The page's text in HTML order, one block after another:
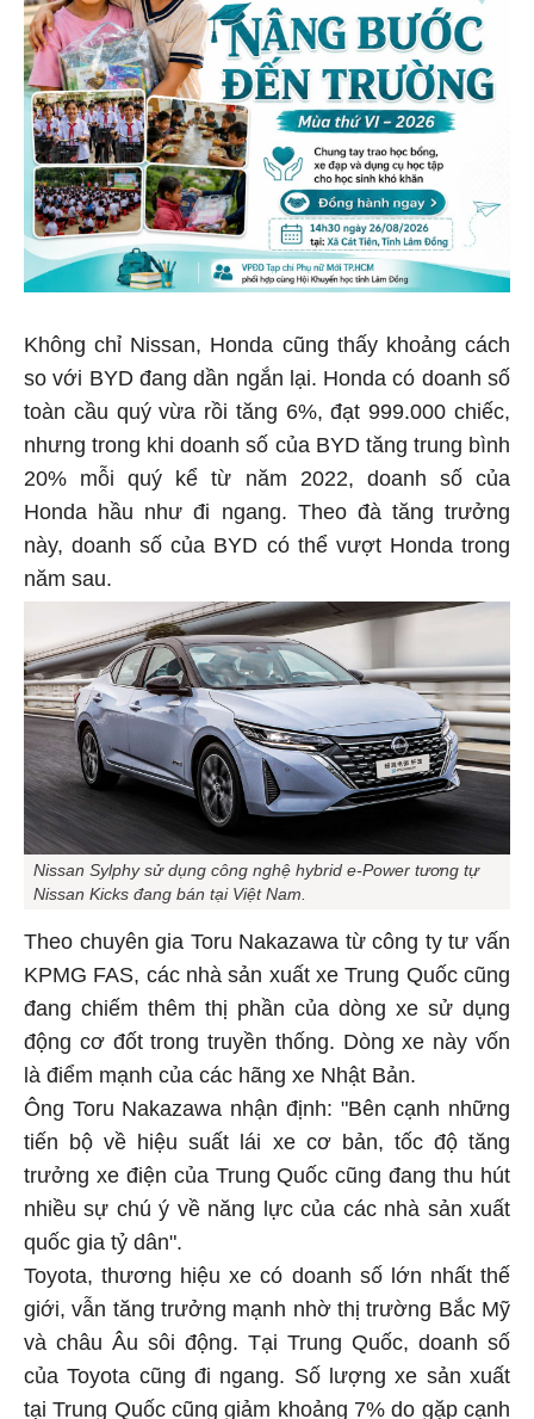
Không chỉ Nissan, Honda cũng thấy khoảng cách
so với BYD đang dần ngắn lại. Honda có doanh số
toàn cầu quý vừa rồi tăng 6%, đạt 999.000 chiếc,
nhưng trong khi doanh số của BYD tăng trung bình
20% mỗi quý kể từ năm 2022, doanh số của
Honda hầu như đi ngang. Theo đà tăng trưởng
này, doanh số của BYD có thể vượt Honda trong
năm sau.
Nissan Sylphy sử dụng công nghệ hybrid e-Power tương tự
Nissan Kicks đang bán tại Việt Nam.
Theo chuyên gia Toru Nakazawa từ công ty tư vấn
KPMG FAS, các nhà sản xuất xe Trung Quốc cũng
đang chiếm thêm thị phần của dòng xe sử dụng
động cơ đốt trong truyền thống. Dòng xe này vốn
là điểm mạnh của các hãng xe Nhật Bản.
Ông Toru Nakazawa nhận định: "Bên cạnh những
tiến bộ về hiệu suất lái xe cơ bản, tốc độ tăng
trưởng xe điện của Trung Quốc cũng đang thu hút
nhiều sự chú ý về năng lực của các nhà sản xuất
quốc gia tỷ dân".
Toyota, thương hiệu xe có doanh số lớn nhất thế
giới, vẫn tăng trưởng mạnh nhờ thị trường Bắc Mỹ
và châu Âu sôi động. Tại Trung Quốc, doanh số
của Toyota cũng đi ngang. Số lượng xe sản xuất
tại Trung Quốc cũng giảm khoảng 7% do gặp cạnh